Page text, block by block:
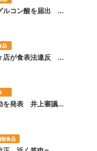
ルコン酸を届出 ...
品
店が食表法違反 ...
を発表 井上審議...
食品